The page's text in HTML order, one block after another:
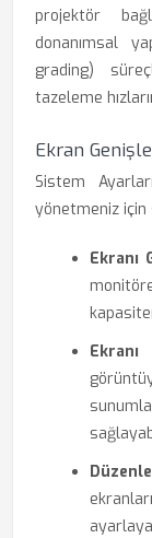
projektör
donanımsal
grading)
tazeleme
Ekran
Sistem
yönetmeniz
Ekranı